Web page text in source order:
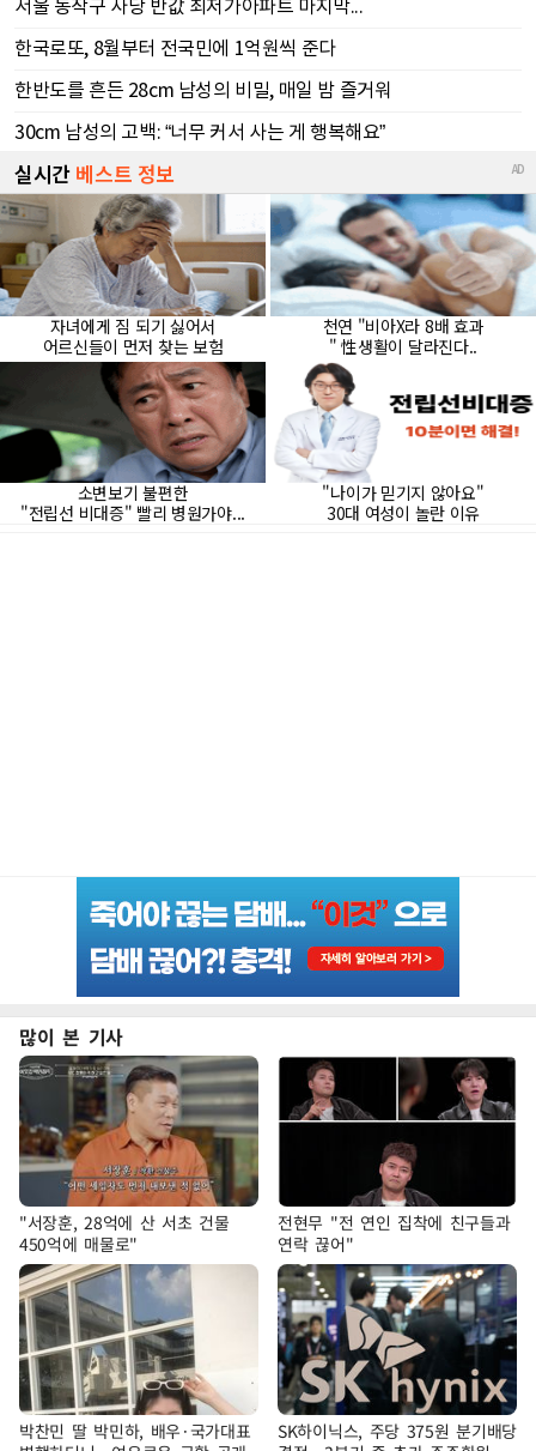
많이 본 기사
"서장훈, 28억에 산 서초 건물
450억에 매물로"
전현무 "전 연인 집착에 친구들과
연락 끊어"
박찬민 딸 박민하, 배우·국가대표
SK하이닉스, 주당 375원 분기배당